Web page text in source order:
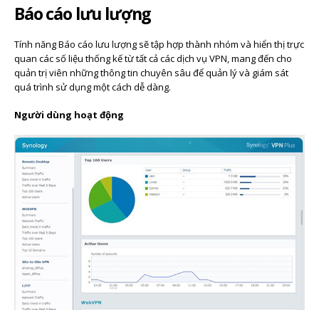
Báo cáo lưu lượng
Tính năng Báo cáo lưu lượng sẽ tập hợp thành nhóm và hiển thị trực
quan các số liệu thống kế từ tất cả các dịch vụ VPN, mang đến cho
quản trị viên những thông tin chuyên sâu để quản lý và giám sát
quá trình sử dụng một cách dễ dàng.
Người dùng hoạt động